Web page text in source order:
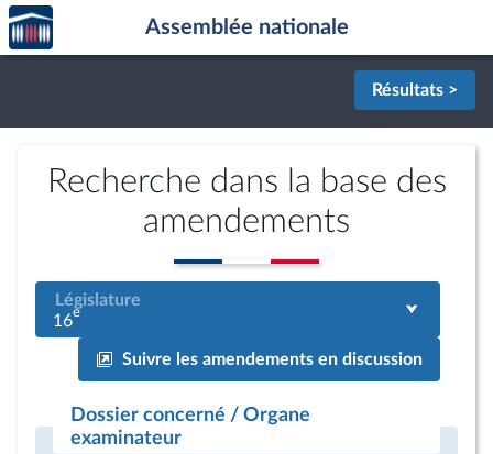
Aller au contenu
Aller en bas de la page
Accèder
à la
page
Assemblée nationale
Résultats >
Recherche dans la base des
amendements
Législature
16e
Suivre les amendements en discussion
Dossier concerné / Organe
examinateur